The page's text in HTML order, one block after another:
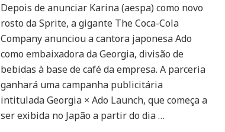
é
nomeada
embaixadora
Georgia,
marca
bebidas
Depois de anunciar Karina (aespa) como novo
rosto da Sprite, a gigante The Coca-Cola
Company anunciou a cantora japonesa Ado
como embaixadora da Georgia, divisão de
bebidas à base de café da empresa. A parceria
ganhará uma campanha publicitária
intitulada Georgia × Ado Launch, que começa a
ser exibida no Japão a partir do dia …